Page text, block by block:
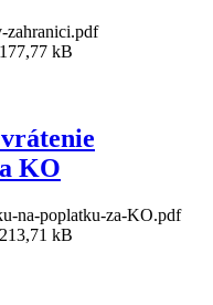
zahranici.pdf
kB
KO
na-poplatku-za-KO.pdf
kB